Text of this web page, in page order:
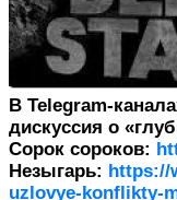
В Telegram-
дискуссия о
Сорок сороков:
Незыгарь: https://
uzlovye-konflikty-